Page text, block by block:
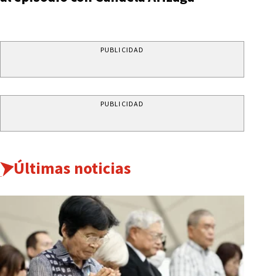
PUBLICIDAD
PUBLICIDAD
Últimas noticias